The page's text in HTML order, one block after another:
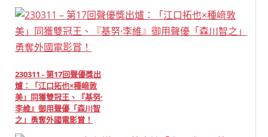
230311 - 第17回聲優獎出
爐：「江口拓也×種﨑敦
美」同獲雙冠王、『基努·
李維』御用聲優「森川智
之」勇奪外國電影賞！